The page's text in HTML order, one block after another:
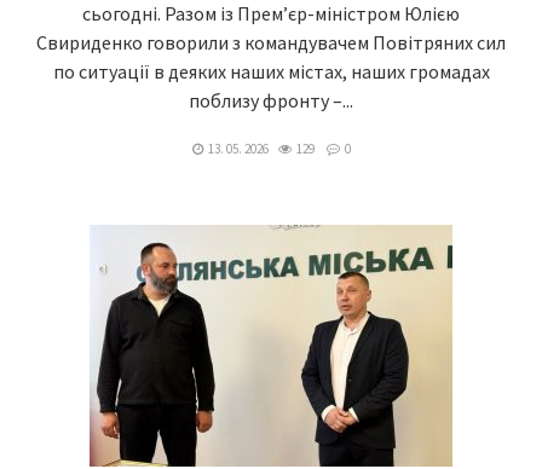
сьогодні. Разом із Прем’єр-міністром Юлією
Свириденко говорили з командувачем Повітряних сил
по ситуації в деяких наших містах, наших громадах
поблизу фронту –...
13. 05. 2026 129 0